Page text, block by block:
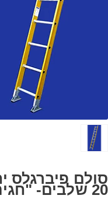
סולם פיברגלס
20 שלבים- "חגית"